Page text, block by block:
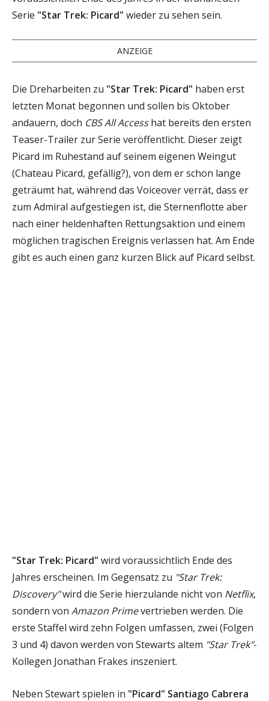
Serie "Star Trek: Picard" wieder zu sehen sein.
ANZEIGE
Die Dreharbeiten zu "Star Trek: Picard" haben erst
letzten Monat begonnen und sollen bis Oktober
andauern, doch CBS All Accesshat bereits den ersten
Teaser-Trailer zur Serie veröffentlicht. Dieser zeigt
Picard im Ruhestand auf seinem eigenen Weingut
(Chateau Picard, gefällig?), von dem er schon lange
geträumt hat, während das Voiceover verrät, dass er
zum Admiral aufgestiegen ist, die Sternenflotte aber
nach einer heldenhaften Rettungsaktion und einem
möglichen tragischen Ereignis verlassen hat. Am Ende
gibt es auch einen ganz kurzen Blick auf Picard selbst.
"Star Trek: Picard" wird voraussichtlich Ende des
Jahres erscheinen. Im Gegensatz zu "Star Trek:
Discovery"wird die Serie hierzulande nicht von Netflix,
sondern von Amazon Primevertrieben werden. Die
erste Staffel wird zehn Folgen umfassen, zwei (Folgen
3 und 4) davon werden von Stewarts altem "Star Trek"-
Kollegen Jonathan Frakes inszeniert.
Neben Stewart spielen in "Picard" Santiago Cabrera